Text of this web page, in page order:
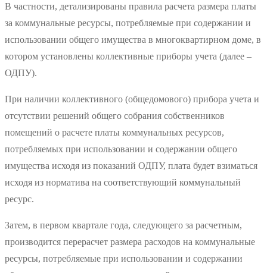
В частности, детализированы правила расчета размера платы
за коммунальные ресурсы, потребляемые при содержании и
использовании общего имущества в многоквартирном доме, в
котором установлены коллективные приборы учета (далее –
ОДПУ).
При наличии коллективного (общедомового) прибора учета и
отсутствии решений общего собрания собственников
помещений о расчете платы коммунальных ресурсов,
потребляемых при использовании и содержании общего
имущества исходя из показаний ОДПУ, плата будет взиматься
исходя из норматива на соответствующий коммунальный
ресурс.
Затем, в первом квартале года, следующего за расчетным,
производится перерасчет размера расходов на коммунальные
ресурсы, потребляемые при использовании и содержании